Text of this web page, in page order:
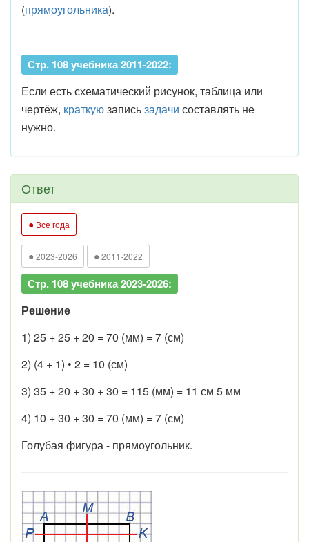
(прямоугольника).
Стр. 108 учебника 2011-2022:
Если есть схематический рисунок, таблица или
чертёж, краткуюзаписьзадачи составлять не
нужно.
Ответ
● Все года
● 2023-2026 ● 2011-2022
Стр. 108 учебника 2023-2026:
Решение
1) 25 + 25 + 20 = 70 (мм) = 7 (см)
2) (4 + 1) • 2 = 10 (см)
3) 35 + 20 + 30 + 30 = 115 (мм) = 11 см 5 мм
4) 10 + 30 + 30 = 70 (мм) = 7 (см)
Голубая фигура - прямоугольник.